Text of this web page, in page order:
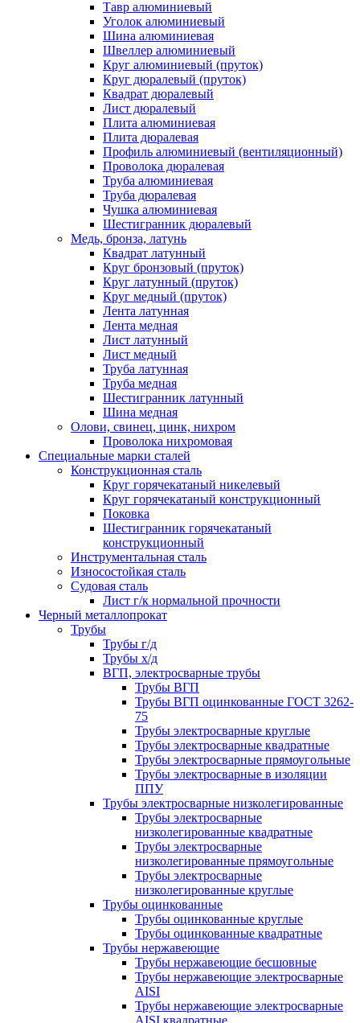
Тавр алюминиевый
Уголок алюминиевый
Шина алюминиевая
Швеллер алюминиевый
Круг алюминиевый (пруток)
Круг дюралевый (пруток)
Квадрат дюралевый
Лист дюралевый
Плита алюминиевая
Плита дюралевая
Профиль алюминиевый (вентиляционный)
Проволока дюралевая
Труба алюминиевая
Труба дюралевая
Чушка алюминиевая
Шестигранник дюралевый
Медь, бронза, латунь
Квадрат латунный
Круг бронзовый (пруток)
Круг латунный (пруток)
Круг медный (пруток)
Лента латунная
Лента медная
Лист латунный
Лист медный
Труба латунная
Труба медная
Шестигранник латунный
Шина медная
Олови, свинец, цинк, нихром
Проволока нихромовая
Специальные марки сталей
Конструкционная сталь
Круг горячекатаный никелевый
Круг горячекатаный конструкционный
Поковка
Шестигранник горячекатаный
конструкционный
Инструментальная сталь
Износостойкая сталь
Судовая сталь
Лист г/к нормальной прочности
Черный металлопрокат
Трубы
Трубы г/д
Трубы х/д
ВГП, электросварные трубы
Трубы ВГП
Трубы ВГП оцинкованные ГОСТ 3262-
75
Трубы электросварные круглые
Трубы электросварные квадратные
Трубы электросварные прямоугольные
Трубы электросварные в изоляции
ППУ
Трубы электросварные низколегированные
Трубы электросварные
низколегированные квадратные
Трубы электросварные
низколегированные прямоугольные
Трубы электросварные
низколегированные круглые
Трубы оцинкованные
Трубы оцинкованные круглые
Трубы оцинкованные квадратные
Трубы нержавеющие
Трубы нержавеющие бесшовные
Трубы нержавеющие электросварные
AISI
Трубы нержавеющие электросварные
AISI квадратные